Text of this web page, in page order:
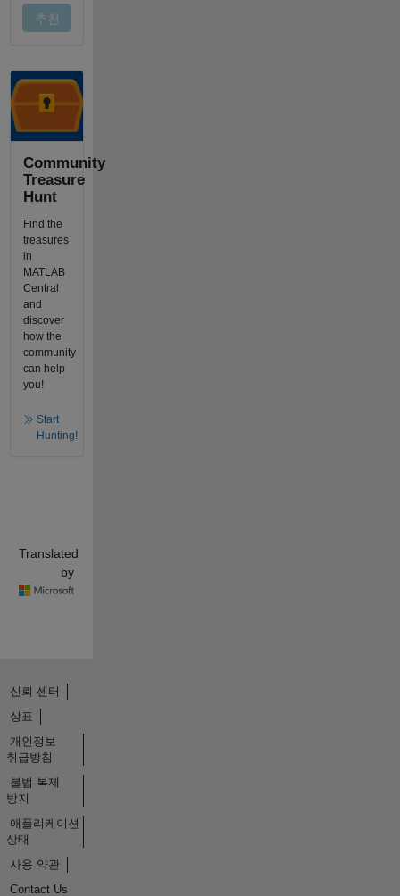
Community
Treasure
Hunt
Find the
treasures
in
MATLAB
Central
and
discover
how the
community
can help
you!
Start
Hunting!
Translated
by
신뢰 센터
상표
개인정보
취급방침
불법 복제
방지
애플리케이션
상태
사용 약관
Contact Us